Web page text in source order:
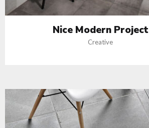
Nice Modern Project
Creative